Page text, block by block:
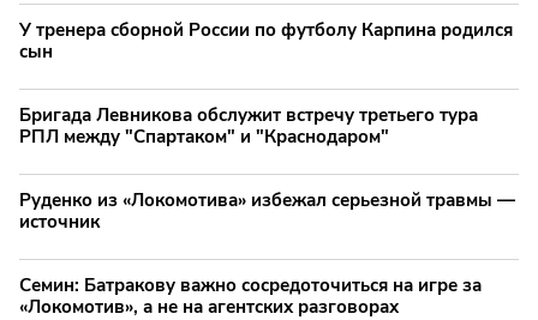
У тренера сборной России по футболу Карпина родился
сын
Бригада Левникова обслужит встречу третьего тура
РПЛ между "Спартаком" и "Краснодаром"
Руденко из «Локомотива» избежал серьезной травмы —
источник
Семин: Батракову важно сосредоточиться на игре за
«Локомотив», а не на агентских разговорах